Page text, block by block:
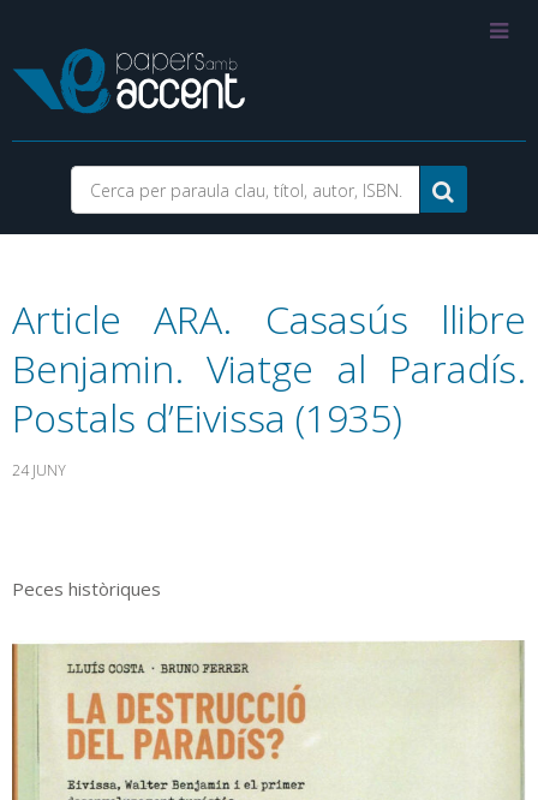
Article ARA. Casasús llibre
Benjamin. Viatge al Paradís.
Postals d’Eivissa (1935)
24 JUNY
Peces històriques